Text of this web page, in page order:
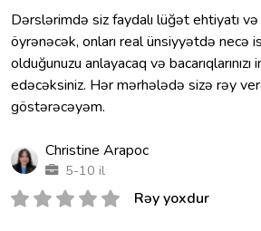
Dərslərimdə siz faydalı lüğət ehtiyatı və
öyrənəcək, onları real ünsiyyətdə necə
olduğunuzu anlayacaq və
edəcəksiniz. Hər mərhələdə sizə rəy
göstərəcəyəm.
Christine Arapoc
5-10 il
Rəy yoxdur